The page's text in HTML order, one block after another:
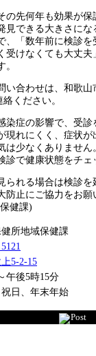
の先何年も効果が保
見できる大きさにな
、「数年前に検診を
受けなくても大丈
い合わせは、和歌山
ください。
染症の影響で、受診
現れにくく、症状
は少なくありません
診で健康状態をチェ
られる場合は検診を
防止にご協力をお願
健課)
所地域保健課
5-2-15
午後5時15分
日、年末年始
Post